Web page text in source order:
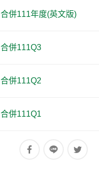
合併111年度(英文版)
合併111Q3
合併111Q2
合併111Q1